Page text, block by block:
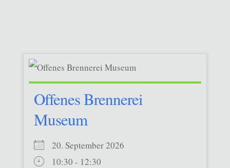
Offenes Brennerei
Museum
20. September 2026
10:30 - 12:30